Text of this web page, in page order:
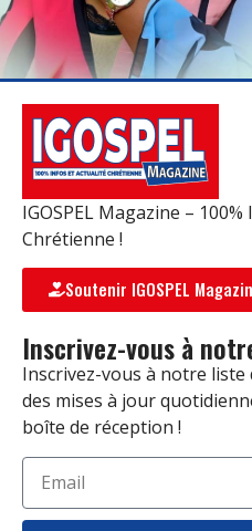
IGOSPEL Magazine –
Chrétienne !
Soutenir IGOSPEL
Inscrivez-vous à
Inscrivez-vous à notre
des mises à jour
boîte de réception !